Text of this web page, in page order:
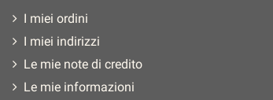
I miei ordini
I miei indirizzi
Le mie note di credito
Le mie informazioni